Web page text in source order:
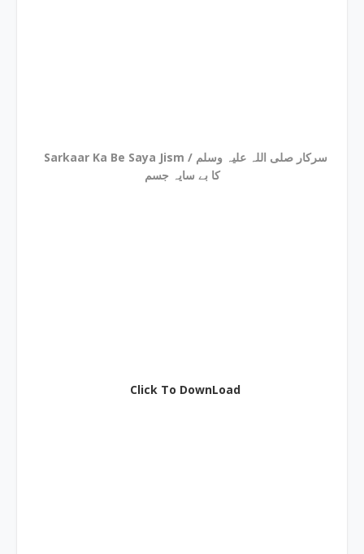
Sarkaar Ka Be Saya Jism / سرکار صلی اللہ علیہ وسلم
کا بے سایہ جسم
Click To DownLoad